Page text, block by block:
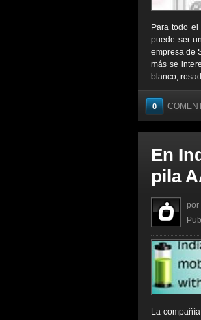
Para todo
puede ser
empresa de
más se
blanco,
0
En
pila
por
La